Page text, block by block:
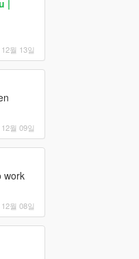
|
월 13일
월 09일
work
월 08일